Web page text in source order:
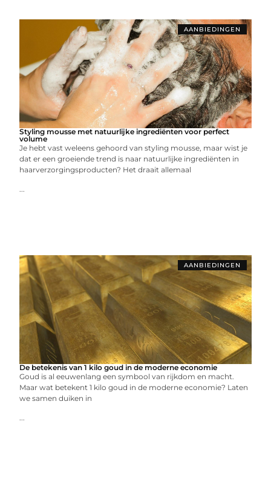
AANBIEDINGEN
Styling mousse met natuurlijke ingrediënten voor perfect
volume
Je hebt vast weleens gehoord van styling mousse, maar wist je
dat er een groeiende trend is naar natuurlijke ingrediënten in
haarverzorgingsproducten? Het draait allemaal
...
AANBIEDINGEN
De betekenis van 1 kilo goud in de moderne economie
Goud is al eeuwenlang een symbool van rijkdom en macht.
Maar wat betekent 1 kilo goud in de moderne economie? Laten
we samen duiken in
...